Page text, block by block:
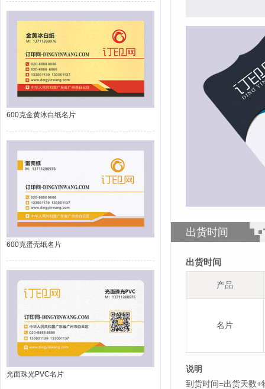
600克金黄冰白纸名片
600克蛋壳纸名片
光面珠光PVC名片
出货时间
出货时间
产品
名片
说明
到货时间=出货天数+